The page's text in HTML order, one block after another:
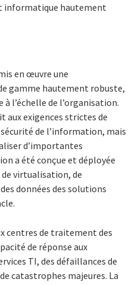
informatique hautement
en œuvre une
gamme hautement robuste,
l’échelle de l’organisation.
aux exigences strictes de
de l’information, mais
d’importantes
a été conçue et déployée
virtualisation, de
données des solutions
centres de traitement des
de réponse aux
TI, des défaillances de
catastrophes majeures. La